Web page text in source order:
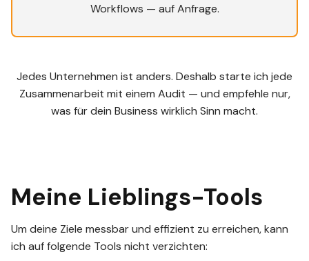
Workflows — auf Anfrage.
Jedes Unternehmen ist anders. Deshalb starte ich jede
Zusammenarbeit mit einem Audit — und empfehle nur,
was für dein Business wirklich Sinn macht.
Meine Lieblings-Tools
Um deine Ziele messbar und effizient zu erreichen, kann
ich auf folgende Tools nicht verzichten: